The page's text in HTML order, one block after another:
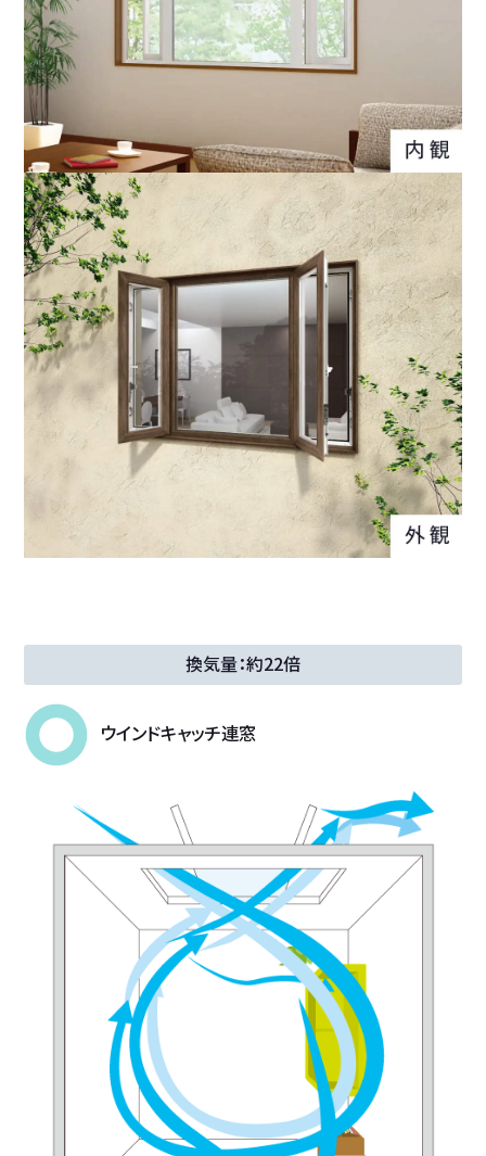
換気量：約22倍
ウインドキャッチ連窓